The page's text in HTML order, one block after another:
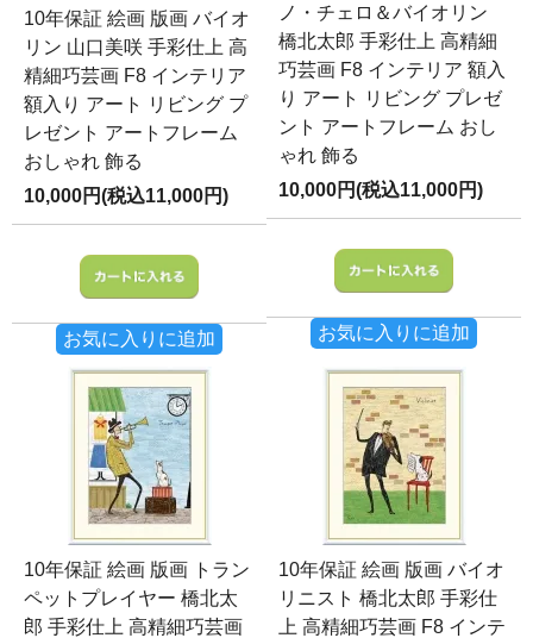
10年保証 絵画 版画 バイオ
リン 山口美咲 手彩仕上 高
精細巧芸画 F8 インテリア
額入り アート リビング プ
レゼント アートフレーム
おしゃれ 飾る
10,000円(税込11,000円)
お気に入りに追加
ノ・チェロ＆バイオリン
橋北太郎 手彩仕上 高精細
巧芸画 F8 インテリア 額入
り アート リビング プレゼ
ント アートフレーム おし
ゃれ 飾る
10,000円(税込11,000円)
お気に入りに追加
10年保証 絵画 版画 トラン
ペットプレイヤー 橋北太
郎 手彩仕上 高精細巧芸画
10年保証 絵画 版画 バイオ
リニスト 橋北太郎 手彩仕
上 高精細巧芸画 F8 インテ